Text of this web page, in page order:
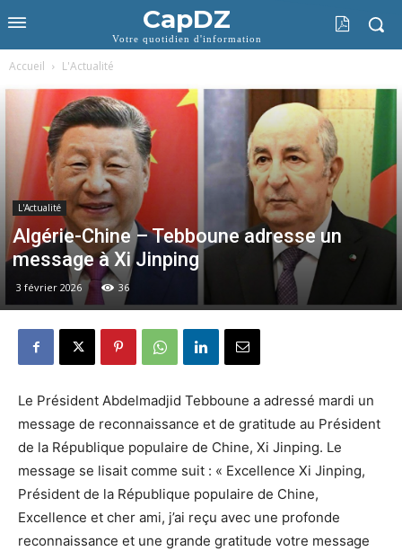
CapDZ
Votre quotidien d'information
Accueil L'Actualité
L'Actualité
Algérie-Chine – Tebboune adresse un
message à Xi Jinping
3 février 2026 36
Le Président Abdelmadjid Tebboune a adressé mardi un
message de reconnaissance et de gratitude au Président
de la République populaire de Chine, Xi Jinping. Le
message se lisait comme suit : « Excellence Xi Jinping,
Président de la République populaire de Chine,
Excellence et cher ami, j’ai reçu avec une profonde
reconnaissance et une grande gratitude votre message